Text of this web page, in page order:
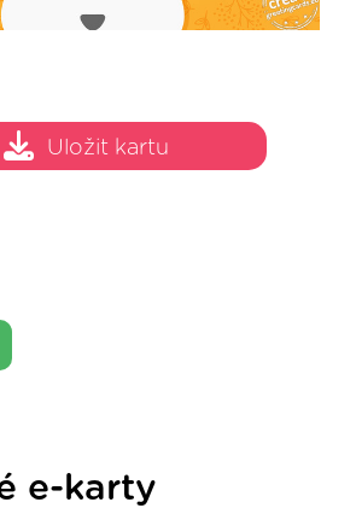
Uložit kartu
e-karty